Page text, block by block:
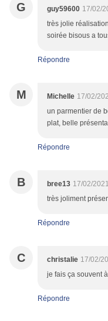
G guy59600 17/02/
très jolie
soirée bisous a
Répondre
M Michelle 17/02/
un parmentier de
plat, belle
Répondre
B bree13 17/02/
très joliment
Répondre
C christalie 17/02/
je fais ça souvent
Répondre